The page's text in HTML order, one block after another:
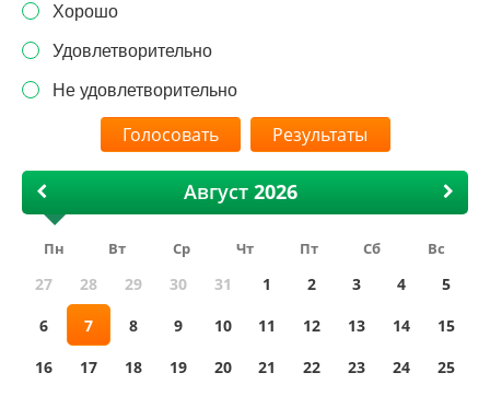
Хорошо
Удовлетворительно
Не удовлетворительно
Результаты
Август
Пн Вт Ср Чт Пт Сб Вс
27 28 29 30 31 1 2 3 4
5
6
7 8 9 10 11 12 13 14
15
16
17 18 19 20 21 22 23 24
25